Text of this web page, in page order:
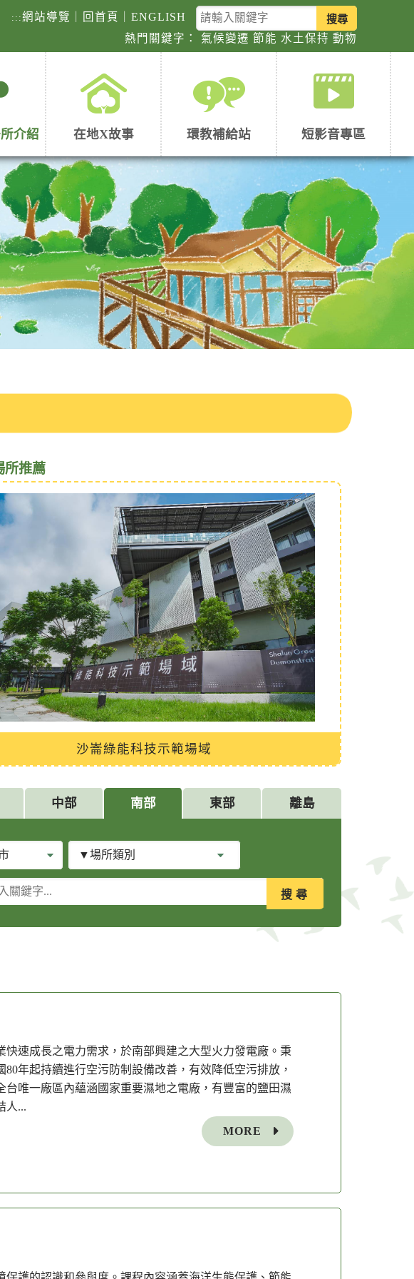
:::網站導覽 回首頁 ｜ENGLISH
關
鍵
字
熱門關鍵字：氣候變遷 節能 水土保持 動物
介紹 在地X故事 環教補給站 短影音專區
所推薦
沙崙綠能科技示範場域
中部 南部 東部 離島
場
類
速成長之電力需求，於南部興建之大型火力發電廠。秉
年起持續進行空污防制設備改善，有效降低空污排放，
唯一廠區內蘊涵國家重要濕地之電廠，有豐富的鹽田濕
人...
MORE